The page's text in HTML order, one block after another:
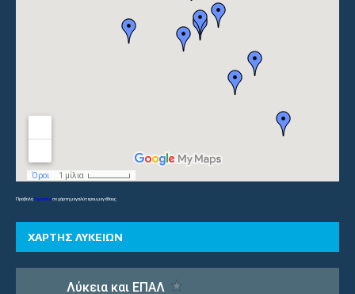
ΠροβολήΓυμνάσιασε χάρτη μεγαλύτερου μεγέθους
ΧΑΡΤΗΣ ΛΥΚΕΙΩΝ